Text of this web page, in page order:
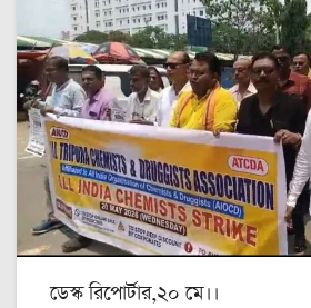
ডেস্ক রিপোর্টার,২০ মে।।